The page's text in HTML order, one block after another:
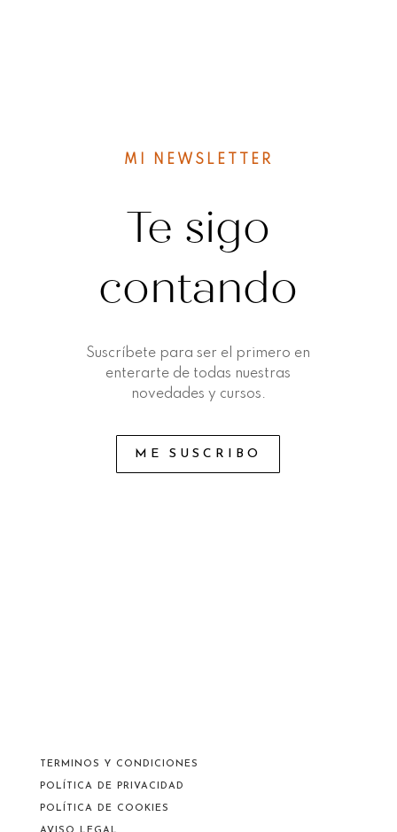
MI NEWSLETTER
Te sigo
contando
Suscríbete para ser el primero en
enterarte de todas nuestras
novedades y cursos.
ME SUSCRIBO
TERMINOS Y CONDICIONES
POLÍTICA DE PRIVACIDAD
POLÍTICA DE COOKIES